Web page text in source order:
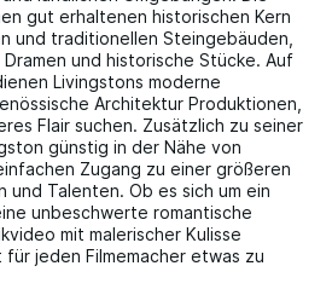
gut erhaltenen historischen Kern
und traditionellen Steingebäuden,
und historische Stücke. Auf
Livingstons moderne
Architektur Produktionen,
Flair suchen. Zusätzlich zu seiner
günstig in der Nähe von
Zugang zu einer größeren
und Talenten. Ob es sich um ein
unbeschwerte romantische
mit malerischer Kulisse
jeden Filmemacher etwas zu